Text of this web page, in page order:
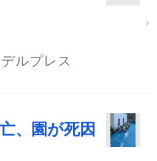
ルプレス
、園が死因